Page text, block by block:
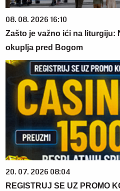
08. 08. 2026 16:10
Zašto je važno ići na liturgiju:
okuplja pred Bogom
20. 07. 2026 08:04
REGISTRUJ SE UZ PROMO